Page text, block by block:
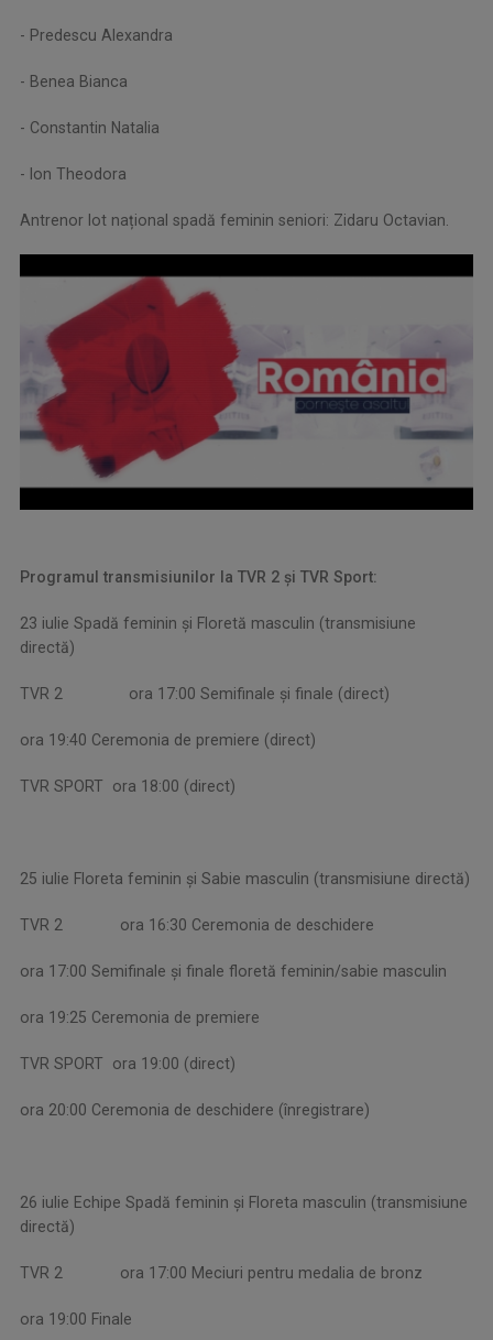
- Predescu Alexandra
- Benea Bianca
- Constantin Natalia
- Ion Theodora
Antrenor lot național spadă feminin seniori: Zidaru Octavian.
Programul transmisiunilor la TVR 2 și TVR Sport:
23 iulie Spadă feminin și Floretă masculin (transmisiune
directă)
TVR 2 ora 17:00 Semifinale și finale (direct)
ora 19:40 Ceremonia de premiere (direct)
TVR SPORT ora 18:00 (direct)
25 iulie Floreta feminin și Sabie masculin (transmisiune directă)
TVR 2 ora 16:30 Ceremonia de deschidere
ora 17:00 Semifinale și finale floretă feminin/sabie masculin
ora 19:25 Ceremonia de premiere
TVR SPORT ora 19:00 (direct)
ora 20:00 Ceremonia de deschidere (înregistrare)
26 iulie Echipe Spadă feminin și Floreta masculin (transmisiune
directă)
TVR 2 ora 17:00 Meciuri pentru medalia de bronz
ora 19:00 Finale